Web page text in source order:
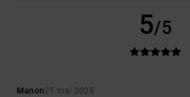
5/5
Manon21 mai 2026